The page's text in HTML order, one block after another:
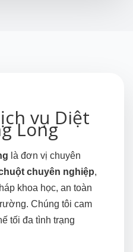
vụ Diệt
Long
là đơn vị chuyên
chuyên nghiệp,
khoa học, an toàn
Chúng tôi cam
tối đa tình trạng